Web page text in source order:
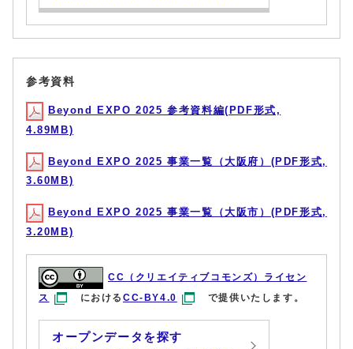
参考資料
Beyond EXPO 2025 参考資料編(PDF形式,
4.89MB)
Beyond EXPO 2025 事業一覧（大阪府）(PDF形式,
3.60MB)
Beyond EXPO 2025 事業一覧（大阪市）(PDF形式,
3.20MB)
CC（クリエイティブコモンズ）ライセン
ス
におけるCC-BY4.0 で提供いたします。
オープンデータを探す